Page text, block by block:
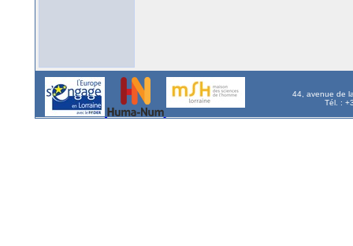
44, avenue de
Tél. :